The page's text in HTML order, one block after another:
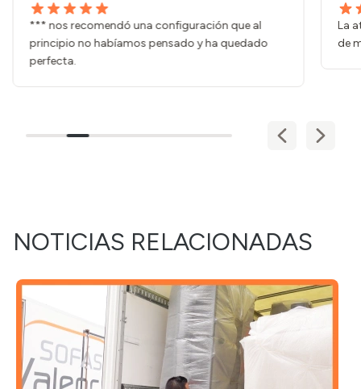
*** nos recomendó una configuración que al
principio no habíamos pensado y ha quedado
perfecta.
La
de
NOTICIAS RELACIONADAS